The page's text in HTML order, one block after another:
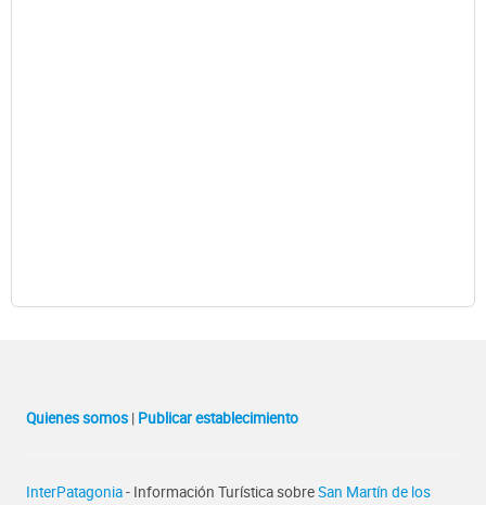
Quienes somos | Publicar establecimiento
InterPatagonia- Información Turística sobreSan Martín de los